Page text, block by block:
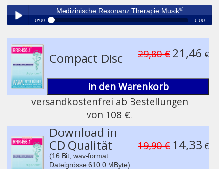
Play /
Medizinische Resonanz Therapie Musik®
0:00 0:00
Compact Disc 29,80 €21,46 €
in den Warenkorb
versandkostenfrei ab Bestellungen
von 108 €!
Download in
CD Qualität
(16 Bit, wav-format,
Dateigrösse 610.0 MByte)
19,90 € 14,33 €